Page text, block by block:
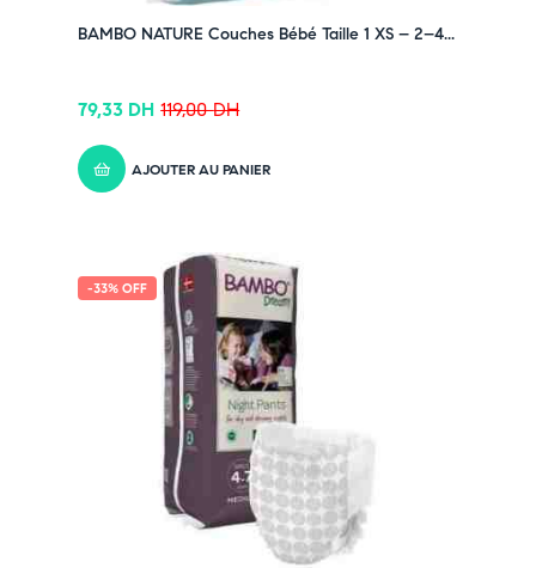
BAMBO NATURE Couches Bébé Taille 1 XS – 2–4...
119,00DH
79,33 DH
AJOUTER AU PANIER
-33% OFF